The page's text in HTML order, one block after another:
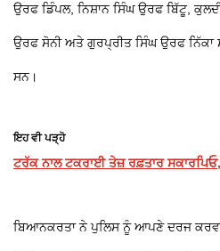
ਉਰਫ ਡਿੰਪਲ, ਨਿਸ਼ਾਨ ਸਿੰਘ ਉਰਫ ਬਿੱਟੂ,
ਉਰਫ ਸੋਨੀ ਅਤੇ ਗੁਰਪ੍ਰੀਤ ਸਿੰਘ ਉਰਫ
ਸਨ।
ਇਹ ਵੀ ਪੜ੍ਹੋ
ਟਰੱਕ ਨਾਲ ਟਕਰਾਈ ਤੇਜ਼ ਰਫ਼ਤਾਰ
ਬਿਆਨਕਰਤਾ ਨੇ ਪੁਲਿਸ ਨੂੰ ਆਪਣੇ ਦਰਜ